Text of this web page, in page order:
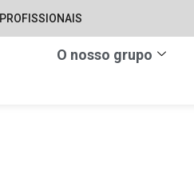
PROFISSIONAIS
O nosso grupo